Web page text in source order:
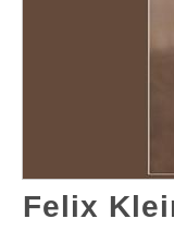
Felix